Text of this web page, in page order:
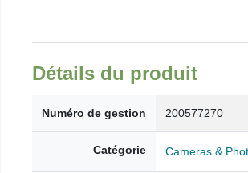
Détails du produit
Numéro de gestion 200577270
Catégorie Cameras &